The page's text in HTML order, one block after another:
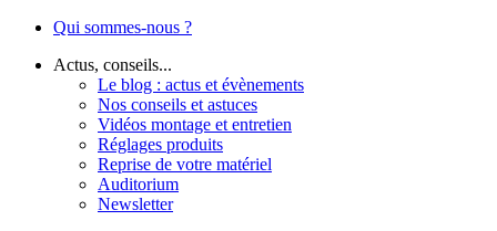
Qui sommes-nous ?
Actus, conseils...
Le blog : actus et évènements
Nos conseils et astuces
Vidéos montage et entretien
Réglages produits
Reprise de votre matériel
Auditorium
Newsletter